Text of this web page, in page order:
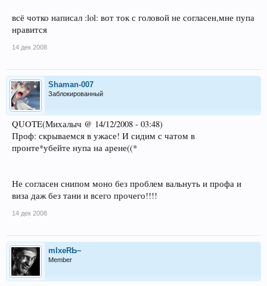
всё чотко написал :lol: вот ток с головой не согласен,мне пупа
нравится
14 дек 2008
Shaman-007
Заблокированный
QUOTE(Михалыч @ 14/12/2008 - 03:48)
Проф: скрываемся в ужасе! И сидим с чатом в
пронте*убейте нупа на арене((*
Не согласен снипом моно без проблем вальнуть и профа и
виза даж без тани и всего прочего!!!!
14 дек 2008
mIxeRЬ~
Member